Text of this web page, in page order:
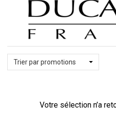
Trier par promotions
Votre sélection n’a